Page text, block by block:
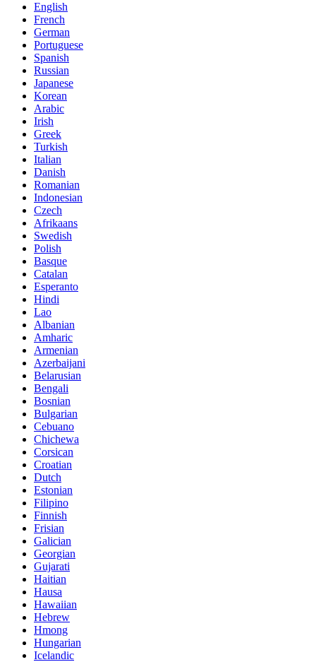
English
French
German
Portuguese
Spanish
Russian
Japanese
Korean
Arabic
Irish
Greek
Turkish
Italian
Danish
Romanian
Indonesian
Czech
Afrikaans
Swedish
Polish
Basque
Catalan
Esperanto
Hindi
Lao
Albanian
Amharic
Armenian
Azerbaijani
Belarusian
Bengali
Bosnian
Bulgarian
Cebuano
Chichewa
Corsican
Croatian
Dutch
Estonian
Filipino
Finnish
Frisian
Galician
Georgian
Gujarati
Haitian
Hausa
Hawaiian
Hebrew
Hmong
Hungarian
Icelandic